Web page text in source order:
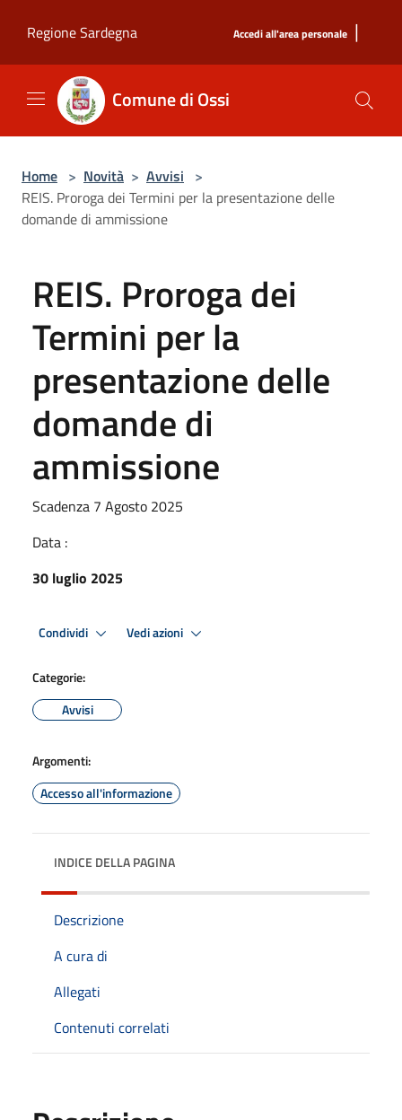
Regione Sardegna
Accedi all'area personale |
Comune di Ossi
Home > Novità > Avvisi >
REIS. Proroga dei Termini per la presentazione delle
domande di ammissione
REIS. Proroga dei
Termini per la
presentazione delle
domande di
ammissione
Scadenza 7 Agosto 2025
Data :
30 luglio 2025
Condividi Vedi azioni
Categorie:
Avvisi
Argomenti:
Accesso all'informazione
INDICE DELLA PAGINA
Descrizione
A cura di
Allegati
Contenuti correlati